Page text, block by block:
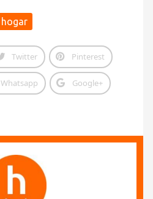
hogar
Twitter Pinterest
Whatsapp Google+